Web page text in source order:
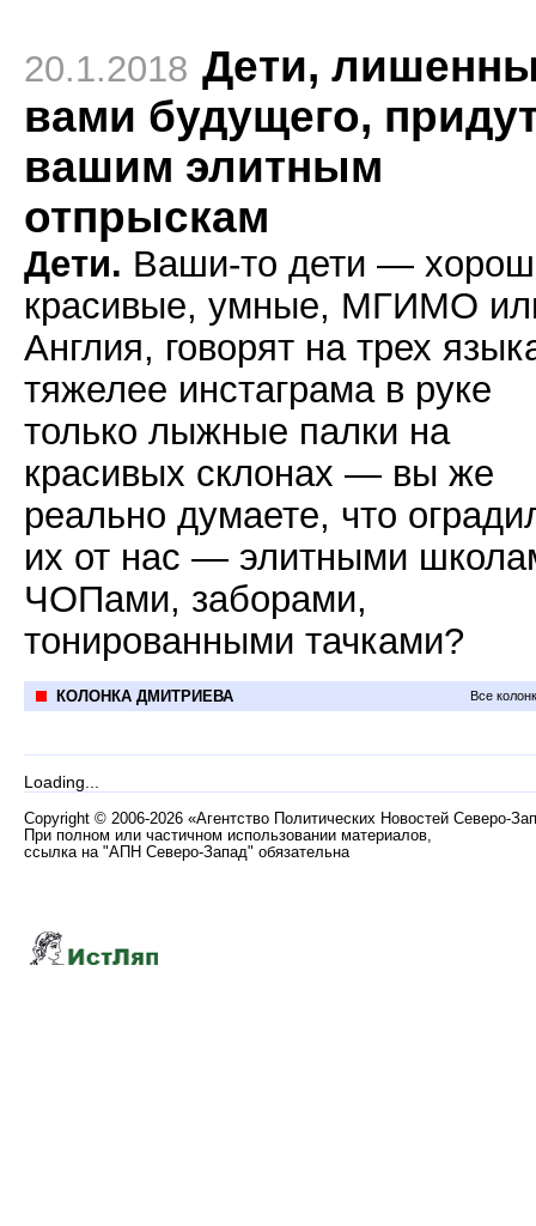
20.1.2018 Дети,
вами будущего,
вашим элитным
отпрыскам
Дети. Ваши-то дети —
красивые, умные, МГИМО
Англия, говорят на трех
тяжелее инстаграма в руке
только лыжные палки на
красивых склонах — вы же
реально думаете, что
их от нас — элитными
ЧОПами, заборами,
тонированными тачками?
КОЛОНКА ДМИТРИЕВА Все
Loading...
Copyright © 2006-2026 «Агентство Политических Новостей Северо-
При полном или частичном использовании материалов,
ссылка на "АПН Северо-Запад" обязательна